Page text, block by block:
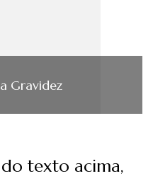
Gravidez
texto acima,